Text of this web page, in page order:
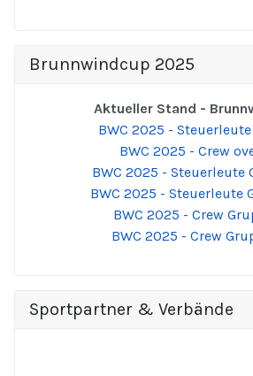
Brunnwindcup 2025
Aktueller Stand -
BWC 2025 -
BWC 2025 - Crew
BWC 2025 - Steuerleute
BWC 2025 - Steuerleute
BWC 2025 - Crew
BWC 2025 - Crew
Sportpartner & Verbände